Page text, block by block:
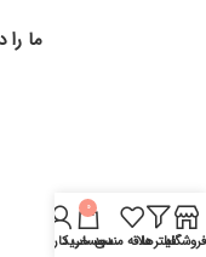
ما را
فروشگاهفیلترهاعلاقه مندی
0
سبد خرید
حساب کاربری من